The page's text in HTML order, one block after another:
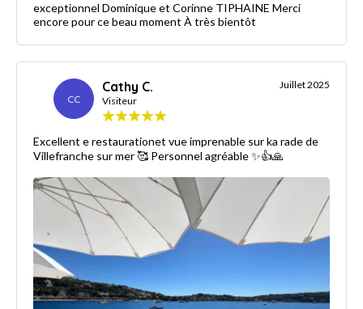
exceptionnel Dominique et Corinne TIPHAINE Merci
encore pour ce beau moment À très bientôt
CC
Cathy C.
Visiteur
Juillet 2025
Excellent e restaurationet vue imprenable sur ka rade de
Villefranche sur mer 🥰 Personnel agréable ✨👍🙏